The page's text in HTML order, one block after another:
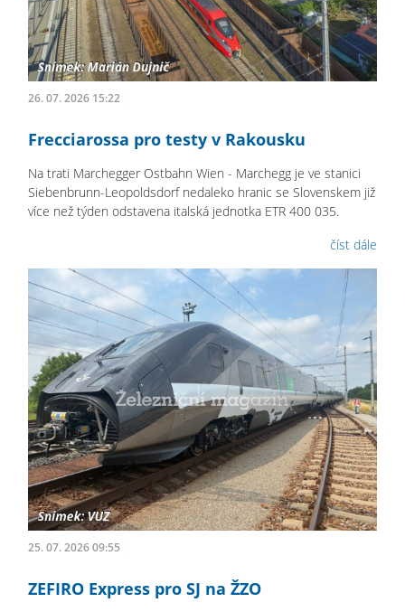
26. 07. 2026 15:22
Frecciarossa pro testy v Rakousku
Na trati Marchegger Ostbahn Wien - Marchegg je ve stanici
Siebenbrunn-Leopoldsdorf nedaleko hranic se Slovenskem již
více než týden odstavena italská jednotka ETR 400 035.
číst dále
25. 07. 2026 09:55
ZEFIRO Express pro SJ na ŽZO